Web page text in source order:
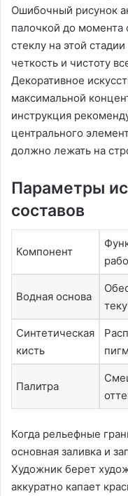
Ошибочный рисунок
палочкой до момента
стеклу на этой
четкость и чистоту
Декоративное
максимальной
инструкция
центрального
должно лежать на
Параметры
составов
Компонент
Водная основа
Синтетическая
кисть
Палитра
Когда рельефные
основная заливка и
Художник берет
аккуратно капает